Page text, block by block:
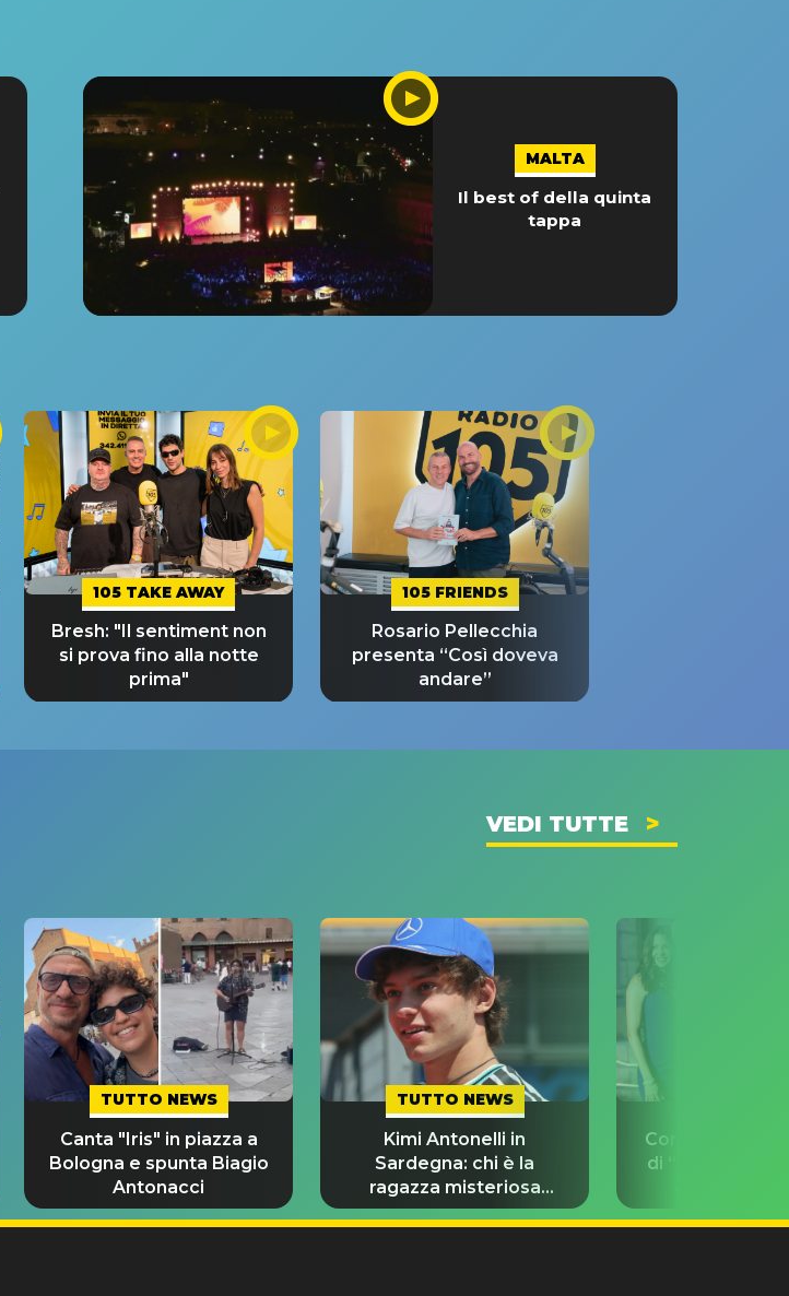
MALTA
Il best of della quinta
tappa
105 TAKE AWAY
Bresh: "Il sentiment non
si prova fino alla notte
prima"
105 FRIENDS
Rosario Pellecchia
presenta “Così doveva
andare”
VEDI TUTTE
TUTTO NEWS
Canta "Iris" in piazza a
Bologna e spunta Biagio
Antonacci
TUTTO NEWS
Kimi Antonelli in
Sardegna: chi è la
ragazza misteriosa
insieme a lui?
Con chi stanno
di “Odissea”?